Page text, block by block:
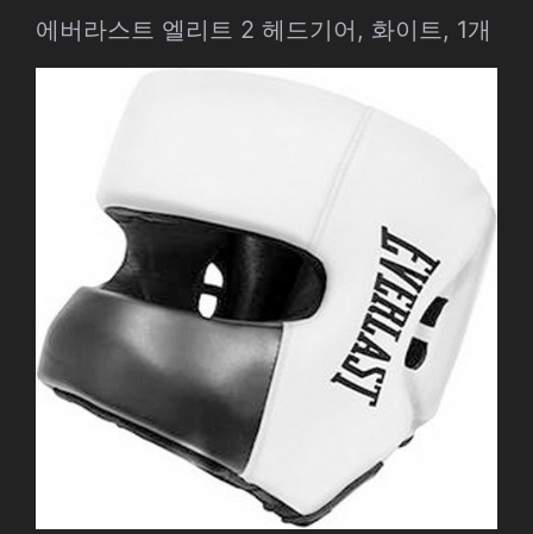
에버라스트 엘리트 2 헤드기어, 화이트, 1개